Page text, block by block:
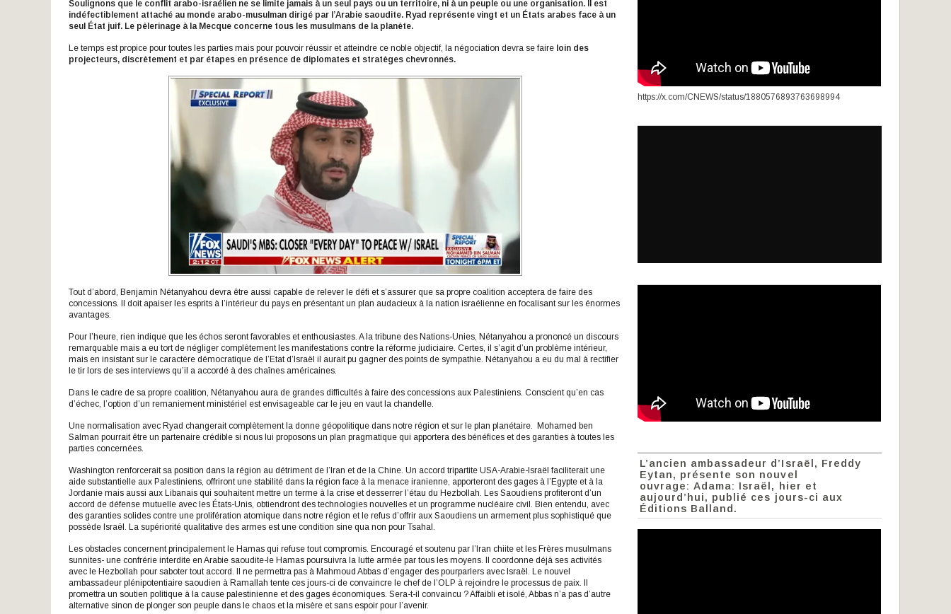
Soulignons que le conflit arabo-israélien ne se limite jamais à un seul pays ou un territoire, ni à un peuple ou une organisation. Il est
indéfectiblement attaché au monde arabo-musulman dirigé par l’Arabie saoudite. Ryad représente vingt et un États arabes face à un
seul État juif. Le pèlerinage à la Mecque concerne tous les musulmans de la planète.
Le temps est propice pour toutes les parties mais pour pouvoir réussir et atteindre ce noble objectif, la négociation devra se faire loin des
projecteurs, discrètement et par étapes en présence de diplomates et stratèges chevronnés.
Tout d’abord, Benjamin Nétanyahou devra être aussi capable de relever le défi et s’assurer que sa propre coalition acceptera de faire des
concessions. Il doit apaiser les esprits à l’intérieur du pays en présentant un plan audacieux à la nation israélienne en focalisant sur les énormes
avantages.
Pour l’heure, rien indique que les échos seront favorables et enthousiastes. A la tribune des Nations-Unies, Nétanyahou a prononcé un discours
remarquable mais a eu tort de négliger complètement les manifestations contre la réforme judiciaire. Certes, il s’agit d’un problème intérieur,
mais en insistant sur le caractère démocratique de l’Etat d’Israël il aurait pu gagner des points de sympathie. Nétanyahou a eu du mal à rectifier
le tir lors de ses interviews qu’il a accordé à des chaînes américaines.
Dans le cadre de sa propre coalition, Nétanyahou aura de grandes difficultés à faire des concessions aux Palestiniens. Conscient qu’en cas
d’échec, l’option d’un remaniement ministériel est envisageable car le jeu en vaut la chandelle.
Une normalisation avec Ryad changerait complètement la donne géopolitique dans notre région et sur le plan planétaire. Mohamed ben
Salman pourrait être un partenaire crédible si nous lui proposons un plan pragmatique qui apportera des bénéfices et des garanties à toutes les
parties concernées.
Washington renforcerait sa position dans la région au détriment de l’Iran et de la Chine. Un accord tripartite USA-Arabie-Israël faciliterait une
aide substantielle aux Palestiniens, offriront une stabilité dans la région face à la menace iranienne, apporteront des gages à l’Egypte et à la
Jordanie mais aussi aux Libanais qui souhaitent mettre un terme à la crise et desserrer l’étau du Hezbollah. Les Saoudiens profiteront d’un
accord de défense mutuelle avec les États-Unis, obtiendront des technologies nouvelles et un programme nucléaire civil. Bien entendu, avec
des garanties solides contre une prolifération atomique dans notre région et le refus d’offrir aux Saoudiens un armement plus sophistiqué que
possède Israël. La supériorité qualitative des armes est une condition sine qua non pour Tsahal.
Les obstacles concernent principalement le Hamas qui refuse tout compromis. Encouragé et soutenu par l’Iran chiite et les Frères musulmans
sunnites- une confrérie interdite en Arabie saoudite-le Hamas poursuivra la lutte armée par tous les moyens. Il coordonne déjà ses activités
avec le Hezbollah pour saboter tout accord. Il ne permettra pas à Mahmoud Abbas d’engager des pourparlers avec Israël. Le nouvel
ambassadeur plénipotentiaire saoudien à Ramallah tente ces jours-ci de convaincre le chef de l’OLP à rejoindre le processus de paix. Il
promettra un soutien politique à la cause palestinienne et des gages économiques. Sera-t-il convaincu ? Affaibli et isolé, Abbas n’a pas d’autre
alternative sinon de plonger son peuple dans le chaos et la misère et sans espoir pour l’avenir.
https://x.com/CNEWS/status/1880576893763698994
L’ancien ambassadeur d’Israël, Freddy
Eytan, présente son nouvel
ouvrage: Adama: Israël, hier et
aujourd’hui, publié ces jours-ci aux
Éditions Balland.